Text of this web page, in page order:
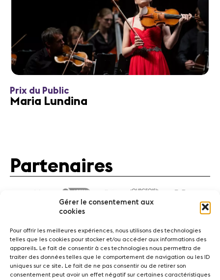
Gérer le consentement aux
cookies
Pour offrir les meilleures expériences, nous utilisons des technologies
telles que les cookies pour stocker et/ou accéder aux informations des
appareils. Le fait de consentir à ces technologies nous permettra de
traiter des données telles que le comportement de navigation ou les ID
uniques sur ce site. Le fait de ne pas consentir ou de retirer son
consentement peut avoir un effet négatif sur certaines caractéristiques
Prix du Public
Maria Lundina
Partenaires
ActualitésConcerts Bénévoles Médiation